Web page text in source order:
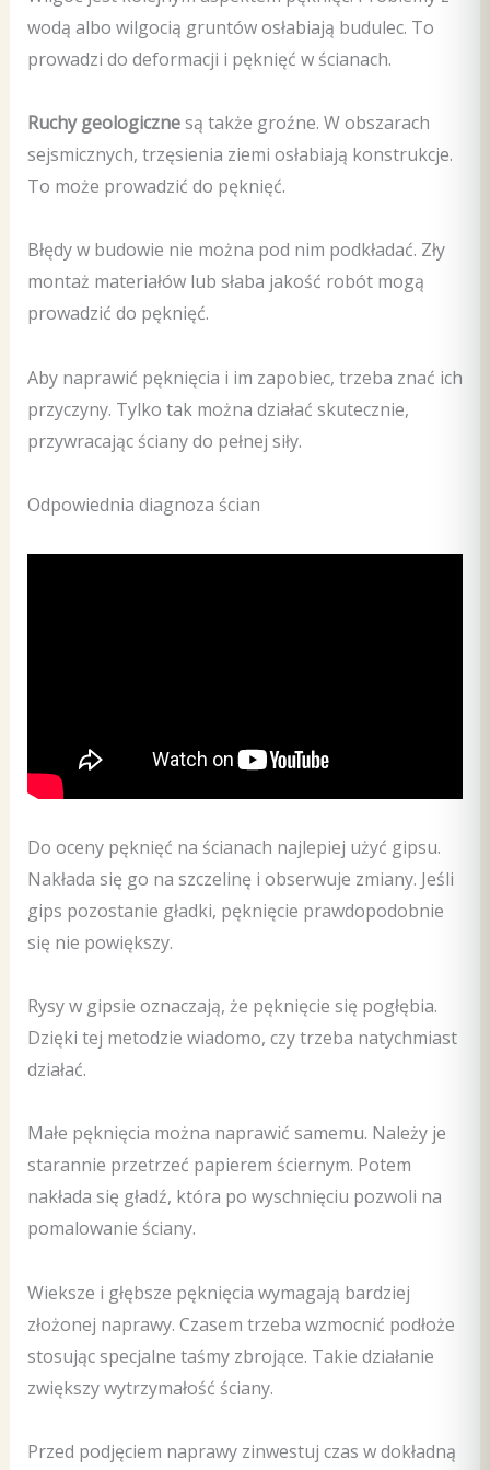
wodą albo wilgocią gruntów osłabiają budulec. To
prowadzi do deformacji i pęknięć w ścianach.
Ruchy geologicznesą także groźne. W obszarach
sejsmicznych, trzęsienia ziemi osłabiają konstrukcje.
To może prowadzić do pęknięć.
Błędy w budowie nie można pod nim podkładać. Zły
montaż materiałów lub słaba jakość robót mogą
prowadzić do pęknięć.
Aby naprawić pęknięcia i im zapobiec, trzeba znać ich
przyczyny. Tylko tak można działać skutecznie,
przywracając ściany do pełnej siły.
Odpowiednia diagnoza ścian
Do oceny pęknięć na ścianach najlepiej użyć gipsu.
Nakłada się go na szczelinę i obserwuje zmiany. Jeśli
gips pozostanie gładki, pęknięcie prawdopodobnie
się nie powiększy.
Rysy w gipsie oznaczają, że pęknięcie się pogłębia.
Dzięki tej metodzie wiadomo, czy trzeba natychmiast
działać.
Małe pęknięcia można naprawić samemu. Należy je
starannie przetrzeć papierem ściernym. Potem
nakłada się gładź, która po wyschnięciu pozwoli na
pomalowanie ściany.
Wieksze i głębsze pęknięcia wymagają bardziej
złożonej naprawy. Czasem trzeba wzmocnić podłoże
stosując specjalne taśmy zbrojące. Takie działanie
zwiększy wytrzymałość ściany.
Przed podjęciem naprawy zinwestuj czas w dokładną